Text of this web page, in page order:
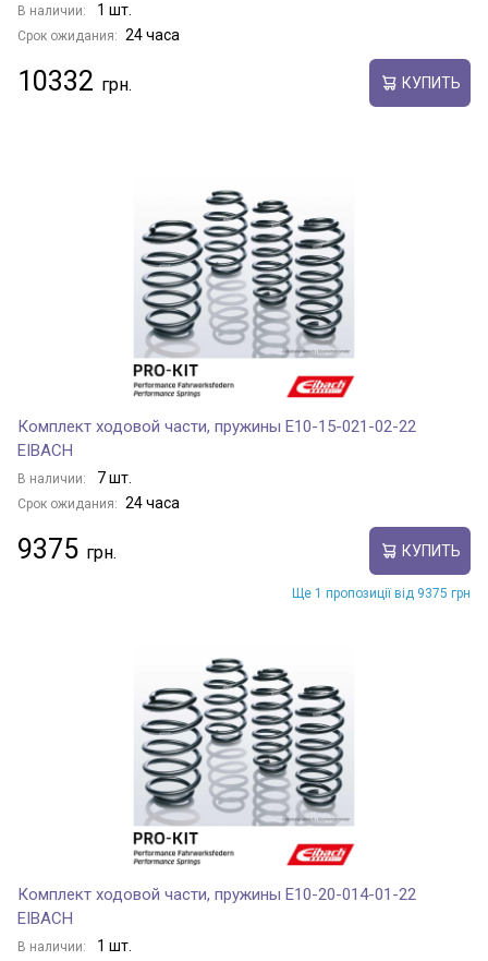
В наличии: 1 шт.
Срок ожидания: 24 часа
10332 КУПИТЬ
Комплект ходовой части, пружины E10-15-021-02-22
EIBACH
В наличии: 7 шт.
Срок ожидания: 24 часа
9375 КУПИТЬ
Ще 1 пропозиції від 9375 грн
Комплект ходовой части, пружины E10-20-014-01-22
EIBACH
В наличии: 1 шт.